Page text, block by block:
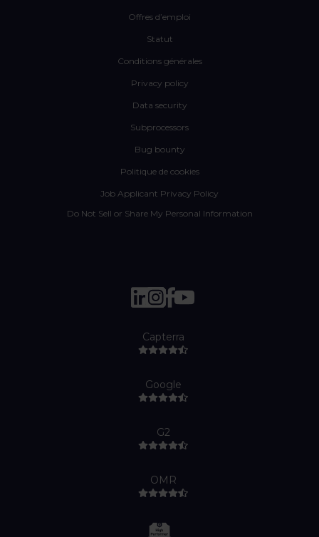
Offres d’emploi
Statut
Conditions générales
Privacy policy
Data security
Subprocessors
Bug bounty
Politique de cookies
Job Applicant Privacy Policy
Do Not Sell or Share My Personal Information
Capterra
Google
G2
OMR